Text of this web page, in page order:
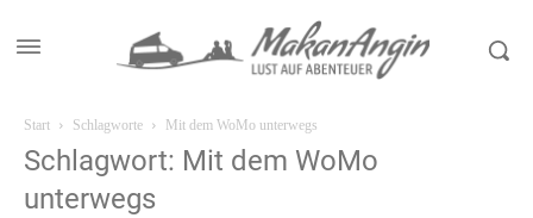
Start Schlagworte Mit dem WoMo unterwegs
Schlagwort: Mit dem WoMo
unterwegs